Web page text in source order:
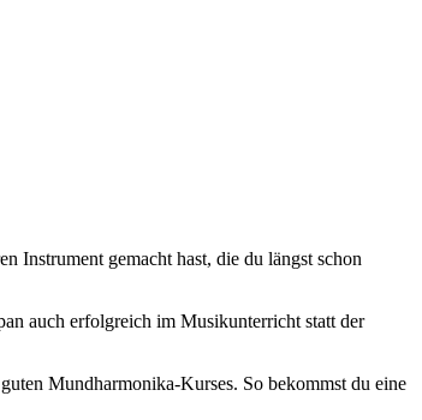
Instrument gemacht hast, die du längst schon
auch erfolgreich im Musikunterricht statt der
Mundharmonika-Kurses. So bekommst du eine